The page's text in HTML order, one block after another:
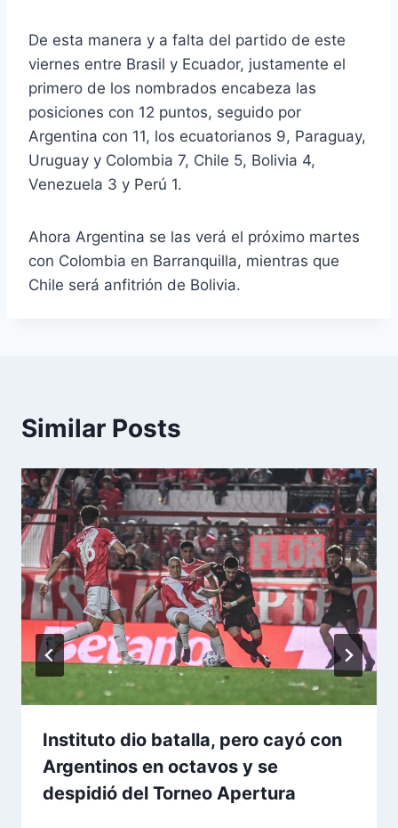
De esta manera y a falta del partido de este
viernes entre Brasil y Ecuador, justamente el
primero de los nombrados encabeza las
posiciones con 12 puntos, seguido por
Argentina con 11, los ecuatorianos 9, Paraguay,
Uruguay y Colombia 7, Chile 5, Bolivia 4,
Venezuela 3 y Perú 1.
Ahora Argentina se las verá el próximo martes
con Colombia en Barranquilla, mientras que
Chile será anfitrión de Bolivia.
Similar Posts
Instituto dio batalla, pero cayó con
Argentinos en octavos y se
despidió del Torneo Apertura